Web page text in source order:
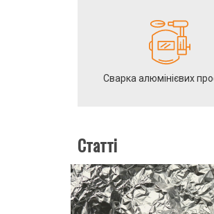
Сварка алюмінієвих
Статті